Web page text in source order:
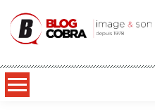
Blog Cobra